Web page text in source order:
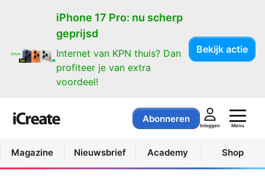
iPhone 17 Pro: nu scherp
geprijsd
Internet van KPN thuis? Dan
profiteer je van extra
voordeel!
Bekijk actie
Abonneren
Inloggen Menu
Magazine Nieuwsbrief Academy Shop